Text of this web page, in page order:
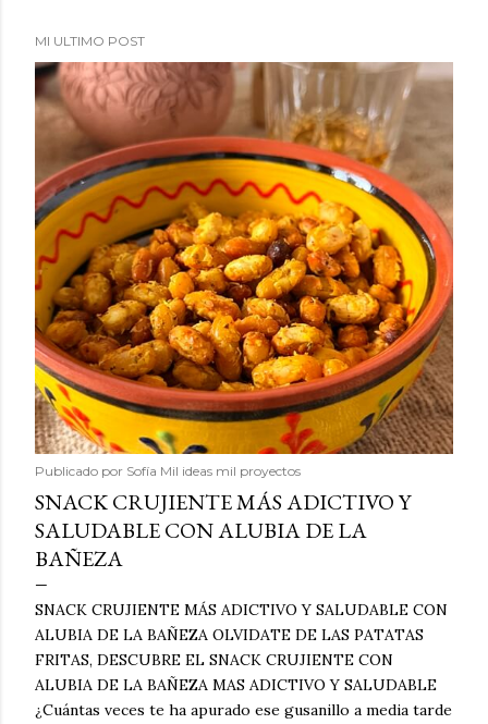
MI ULTIMO POST
Publicado por Sofía Mil ideas mil proyectos
SNACK CRUJIENTE MÁS ADICTIVO Y
SALUDABLE CON ALUBIA DE LA
BAÑEZA
SNACK CRUJIENTE MÁS ADICTIVO Y SALUDABLE CON
ALUBIA DE LA BAÑEZA OLVIDATE DE LAS PATATAS
FRITAS, DESCUBRE EL SNACK CRUJIENTE CON
ALUBIA DE LA BAÑEZA MAS ADICTIVO Y SALUDABLE
¿Cuántas veces te ha apurado ese gusanillo a media tarde